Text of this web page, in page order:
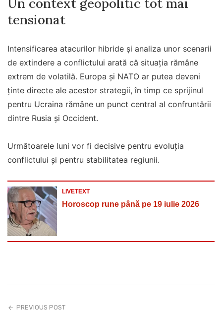
Un context geopolitic tot mai
tensionat
Intensificarea atacurilor hibride și analiza unor scenarii
de extindere a conflictului arată că situația rămâne
extrem de volatilă. Europa și NATO ar putea deveni
ținte directe ale acestor strategii, în timp ce sprijinul
pentru Ucraina rămâne un punct central al confruntării
dintre Rusia și Occident.
Următoarele luni vor fi decisive pentru evoluția
conflictului și pentru stabilitatea regiunii.
LIVETEXT
Horoscop rune până pe 19 iulie 2026
PREVIOUS POST